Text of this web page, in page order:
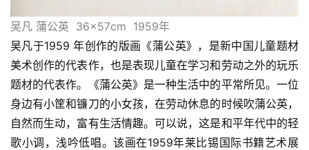
吴凡 蒲公英  36×57cm  1959年
吴凡于1959 年创作的版画《蒲公英》，是新中国儿童题材
美术创作的代表作，也是表现儿童在学习和劳动之外的玩乐
题材的代表作。《蒲公英》是一种生活中的平常所见。一位
身边有小筐和镰刀的小女孩，在劳动休息的时候吹蒲公英，
自然而生动，富有生活情趣。可以说，这是和平年代中的轻
歌小调，浅吟低唱。该画在1959年莱比锡国际书籍艺术展